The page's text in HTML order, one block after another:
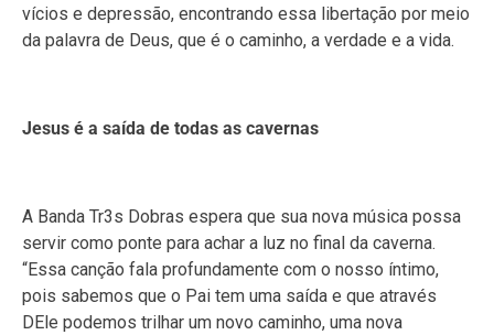
vícios e depressão, encontrando essa libertação por meio
da palavra de Deus, que é o caminho, a verdade e a vida.
Jesus é a saída de todas as cavernas
A Banda Tr3s Dobras espera que sua nova música possa
servir como ponte para achar a luz no final da caverna.
“Essa canção fala profundamente com o nosso íntimo,
pois sabemos que o Pai tem uma saída e que através
DEle podemos trilhar um novo caminho, uma nova